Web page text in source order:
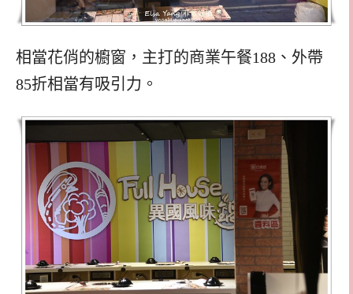
相當花俏的櫥窗，主打的商業午餐188、外帶
85折相當有吸引力。